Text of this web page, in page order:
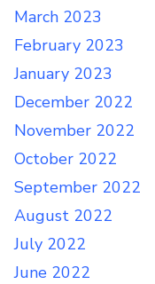
March 2023
February 2023
January 2023
December 2022
November 2022
October 2022
September 2022
August 2022
July 2022
June 2022